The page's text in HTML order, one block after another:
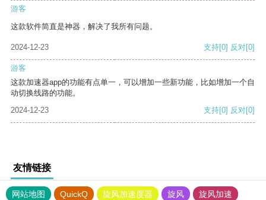
游客
这款软件简直是神器，解决了我所有问题。
2024-12-23 支持[0] 反对[0]
游客
这款加速器app的功能有点单一，可以增加一些新功能，比如增加一个自
动切换线路的功能。
2024-12-23
支持[0] 反对[0]
友情链接
网站地图 QuickQ 旋风加速度器 旋风 旋风加速